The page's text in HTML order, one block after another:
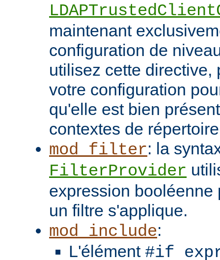
maintenant
configuration de
utilisez cette directive,
votre configuration
qu'elle est bien
contextes de
mod_filter: la
FilterProvider
expression booléenne
un filtre s'applique.
mod_include:
L'élément #if